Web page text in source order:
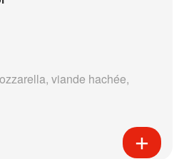
viande hachée,